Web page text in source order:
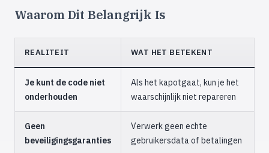
Waarom Dit Belangrijk Is
REALITEIT WAT HET BETEKENT
Je kunt de code niet
onderhouden
Als het kapotgaat, kun je het
waarschijnlijk niet repareren
Geen
beveiligingsgaranties
Verwerk geen echte
gebruikersdata of betalingen